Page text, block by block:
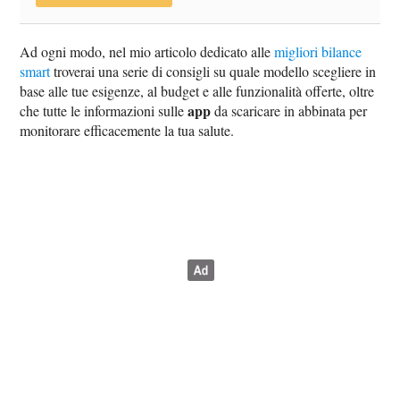
Ad ogni modo, nel mio articolo dedicato allemigliori bilance
smarttroverai una serie di consigli su quale modello scegliere in
base alle tue esigenze, al budget e alle funzionalità offerte, oltre
che tutte le informazioni sulleappda scaricare in abbinata per
monitorare efficacemente la tua salute.